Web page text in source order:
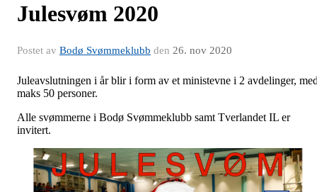
Julesvøm 2020
Postet av Bodø Svømmeklubb den 26. nov 2020
Juleavslutningen i år blir i form av et ministevne i 2 avdelinger,
maks 50 personer.
Alle svømmerne i Bodø Svømmeklubb samt Tverlandet IL er
invitert.